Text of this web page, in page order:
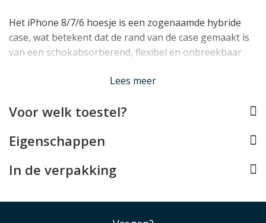
Het iPhone 8/7/6 hoesje is een zogenaamde hybride
case, wat betekent dat de rand van de case gemaakt is
van een schokabsorberend, flexibel en onbreekbaar
impactbestendig materiaal voor de achterzijde. Dit
Lees meer
Voor welk toestel?
Eigenschappen
In de verpakking